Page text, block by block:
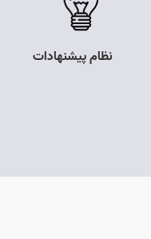
نظام پیشنهادات